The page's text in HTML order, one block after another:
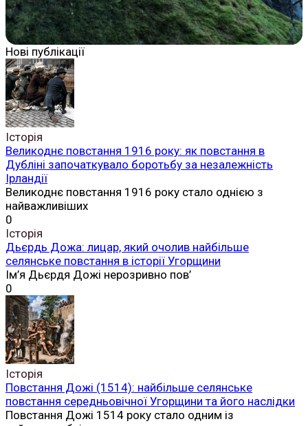
Нові публікації
Історія
Великоднє повстання 1916 року: як повстання в
Дубліні започаткувало боротьбу за незалежність
Ірландії
Великоднє повстання 1916 року стало однією з
найважливіших
0
Історія
Дьєрдь Дожа: лицар, який очолив найбільше
селянське повстання в історії Угорщини
Ім’я Дьєрдя Дожі нерозривно пов’
0
Історія
Повстання Дожі (1514): найбільше селянське
повстання середньовічної Угорщини та його наслідки
Повстання Дожі 1514 року стало одним із